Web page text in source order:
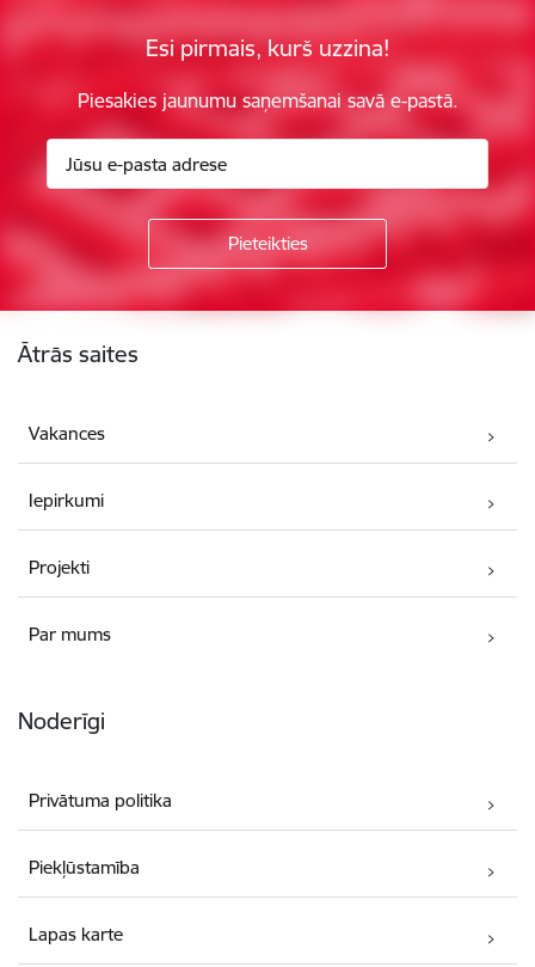
Esi pirmais, kurš uzzina!
Piesakies jaunumu saņemšanai savā e-pastā.
Ātrās saites
Vakances
Iepirkumi
Projekti
Par mums
Noderīgi
Privātuma politika
Piekļūstamība
Lapas karte